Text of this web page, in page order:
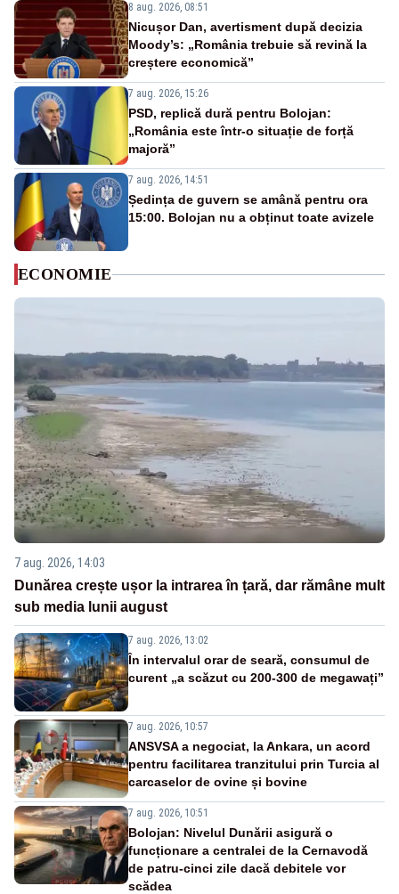
8 aug. 2026, 08:51
Nicușor Dan, avertisment după decizia
Moody’s: „România trebuie să revină la
creștere economică”
7 aug. 2026, 15:26
PSD, replică dură pentru Bolojan:
„România este într-o situație de forță
majoră”
7 aug. 2026, 14:51
Ședința de guvern se amână pentru ora
15:00. Bolojan nu a obținut toate avizele
ECONOMIE
7 aug. 2026, 14:03
Dunărea crește ușor la intrarea în țară, dar rămâne mult
sub media lunii august
7 aug. 2026, 13:02
În intervalul orar de seară, consumul de
curent „a scăzut cu 200-300 de megawați”
7 aug. 2026, 10:57
ANSVSA a negociat, la Ankara, un acord
pentru facilitarea tranzitului prin Turcia al
carcaselor de ovine și bovine
7 aug. 2026, 10:51
Bolojan: Nivelul Dunării asigură o
funcționare a centralei de la Cernavodă
de patru-cinci zile dacă debitele vor
scădea